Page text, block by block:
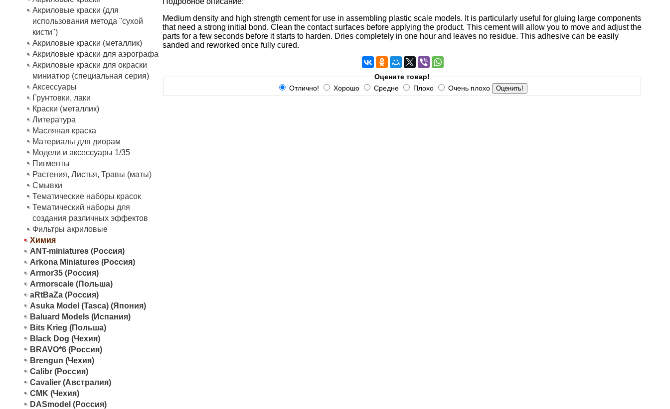
Акриловые краски (для
использования метода "сухой
кисти")
Акриловые краски (металлик)
Акриловые краски для аэрографа
Акриловые краски для окраски
миниатюр (специальная серия)
Аксессуары
Грунтовки, лаки
Краски (металлик)
Литература
Масляная краска
Материалы для диорам
Модели и аксессуары 1/35
Пигменты
Растения, Листья, Травы (маты)
Смывки
Тематические наборы красок
Тематический наборы для
создания различных эффектов
Фильтры акриловые
Химия
ANT-miniatures (Россия)
Arkona Miniatures (Россия)
Armor35 (Россия)
Armorscale (Польша)
aRtBaZa (Россия)
Asuka Model (Tasca) (Япония)
Baluard Models (Испания)
Bits Krieg (Польша)
Black Dog (Чехия)
BRAVO*6 (Россия)
Brengun (Чехия)
Calibr (Россия)
Cavalier (Австралия)
CMK (Чехия)
DASmodel (Россия)
Medium density and high strength cement for use in assembling plastic scale models. It is particularly useful for gluing large components
that need a strong initial bond. Clean the contact surfaces before applying the product. This cement will allow you to move and adjust the
parts for a few seconds before it starts to harden. Dries completely in one hour and leaves no residue. This adhesive can be easily
sanded and reworked once fully cured.
Оцените товар!
Отлично!
Хорошо Средне Плохо Очень плохо